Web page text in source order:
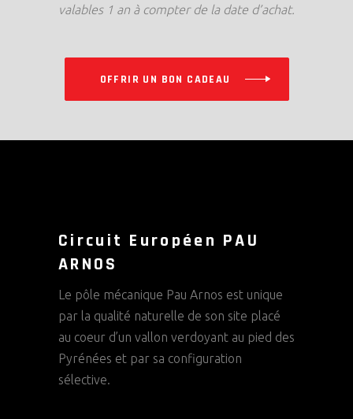
valables 1 an à compter de la date d’achat.
OFFRIR UN BON CADEAU
Circuit Européen PAU
ARNOS
Le pôle mécanique Pau Arnos est unique
par la qualité naturelle de son site placé
au coeur d’un vallon verdoyant au pied des
Pyrénées et par sa configuration
sélective.